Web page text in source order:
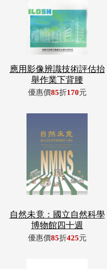
應用影像辨識技術評估抬
舉作業下背腰
優惠價85折170元
自然未竟：國立自然科學
博物館四十週
優惠價85折425元